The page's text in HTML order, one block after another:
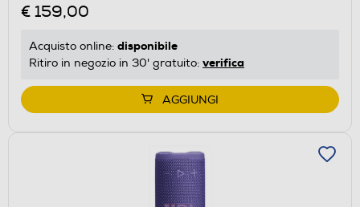
€ 159,00
Acquisto online: disponibile
Ritiro in negozio in 30' gratuito: verifica
AGGIUNGI